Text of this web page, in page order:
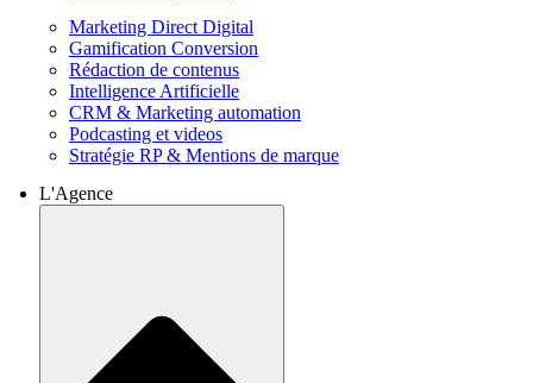
Marketing Direct Digital
Gamification Conversion
Rédaction de contenus
Intelligence Artificielle
CRM & Marketing automation
Podcasting et videos
Stratégie RP & Mentions de marque
L'Agence